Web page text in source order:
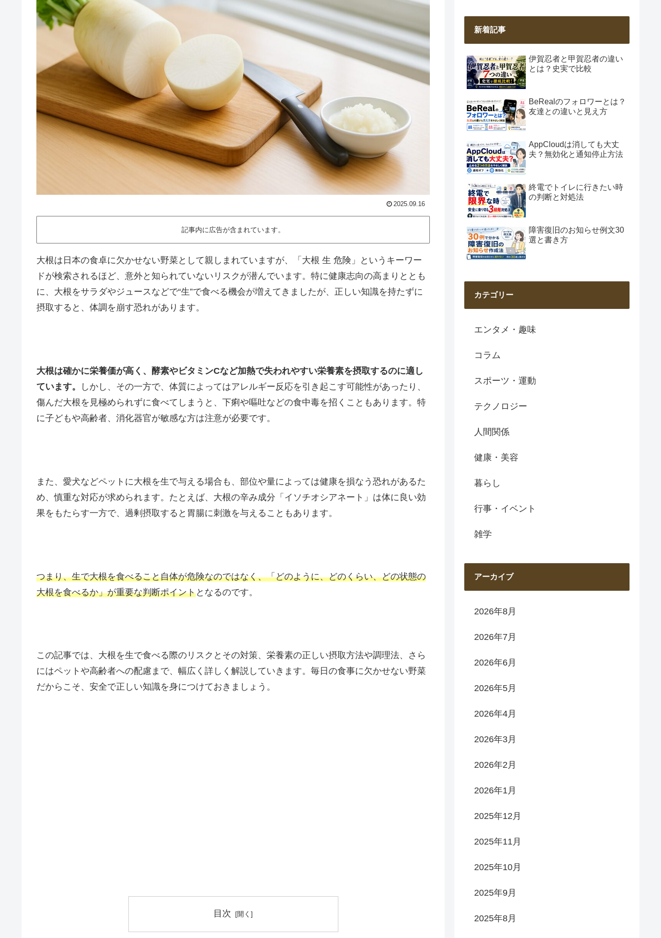
2025.09.16
記事内に広告が含まれています。
大根は日本の食卓に欠かせない野菜として親しまれていますが、「大根 生 危険」というキーワー
ドが検索されるほど、意外と知られていないリスクが潜んでいます。特に健康志向の高まりととも
に、大根をサラダやジュースなどで“生”で食べる機会が増えてきましたが、正しい知識を持たずに
摂取すると、体調を崩す恐れがあります。
大根は確かに栄養価が高く、酵素やビタミンCなど加熱で失われやすい栄養素を摂取するのに適し
ています。
しかし、その一方で、体質によってはアレルギー反応を引き起こす可能性があったり、
傷んだ大根を見極められずに食べてしまうと、下痢や嘔吐などの食中毒を招くこともあります。特
に子どもや高齢者、消化器官が敏感な方は注意が必要です。
また、愛犬などペットに大根を生で与える場合も、部位や量によっては健康を損なう恐れがあるた
め、慎重な対応が求められます。たとえば、大根の辛み成分「イソチオシアネート」は体に良い効
果をもたらす一方で、過剰摂取すると胃腸に刺激を与えることもあります。
つまり、生で大根を食べること自体が危険なのではなく、「どのように、どのくらい、どの状態の
大根を食べるか」が重要な判断ポイントとなるのです。
この記事では、大根を生で食べる際のリスクとその対策、栄養素の正しい摂取方法や調理法、さら
にはペットや高齢者への配慮まで、幅広く詳しく解説していきます。毎日の食事に欠かせない野菜
だからこそ、安全で正しい知識を身につけておきましょう。
目次
新着記事
伊賀忍者と甲賀忍者の違い
とは？史実で比較
BeRealのフォロワーとは？
友達との違いと見え方
AppCloudは消しても大丈
夫？無効化と通知停止方法
終電でトイレに行きたい時
の判断と対処法
障害復旧のお知らせ例文30
選と書き方
カテゴリー
エンタメ・趣味
コラム
スポーツ・運動
テクノロジー
人間関係
健康・美容
暮らし
行事・イベント
雑学
アーカイブ
2026年8月
2026年7月
2026年6月
2026年5月
2026年4月
2026年3月
2026年2月
2026年1月
2025年12月
2025年11月
2025年10月
2025年9月
2025年8月